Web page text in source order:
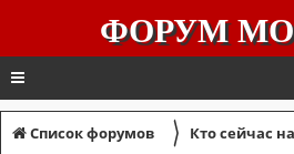
ФОРУМ
Список форумов 〉 Кто сейчас